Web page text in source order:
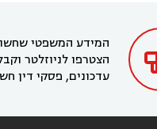
המידע המשפטי
הצטרפו לניוזלטר
עדכונים, פסקי דין